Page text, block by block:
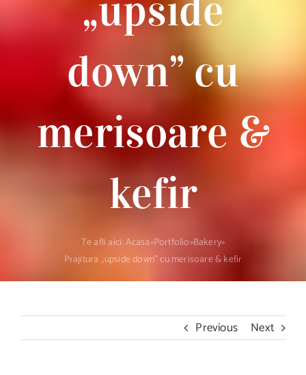
„upside
down” cu
merisoare &
kefir
Te afli aici:Acasa»Portfolio»Bakery»
Prajitura „upside down” cu merisoare & kefir
Previous Next